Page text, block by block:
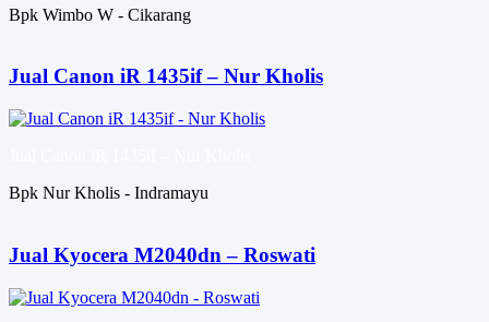
Bpk Wimbo W - Cikarang
Jual Canon iR 1435if – Nur Kholis
Bpk Nur Kholis - Indramayu
Jual Kyocera M2040dn – Roswati